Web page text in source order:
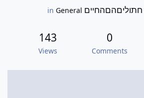
חתוליםהםהחיים General
0
Comments
143
Views